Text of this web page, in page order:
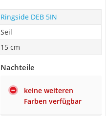
Ringside DEB 5IN
Seil
15 cm
Nachteile
keine weiteren
Farben verfügbar